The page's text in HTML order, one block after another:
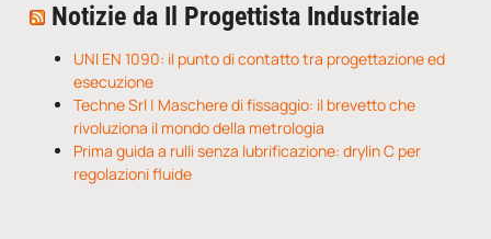
Notizie da Il Progettista Industriale
UNI EN 1090: il punto di contatto tra progettazione ed
esecuzione
Techne Srl | Maschere di fissaggio: il brevetto che
rivoluziona il mondo della metrologia
Prima guida a rulli senza lubrificazione: drylin C per
regolazioni fluide